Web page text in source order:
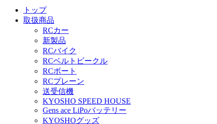
トップ
取扱商品
RCカー
新製品
RCバイク
RCベルトビークル
RCボート
RCプレーン
送受信機
KYOSHO SPEED HOUSE
Gens ace LiPoバッテリー
KYOSHOグッズ